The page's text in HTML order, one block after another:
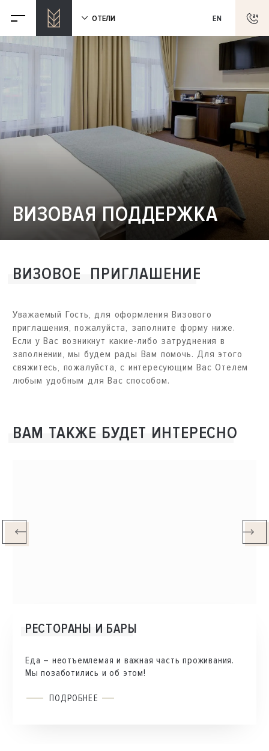
ОТЕЛИ EN
ВИЗОВАЯ ПОДДЕРЖКА
ВИЗОВОЕ ПРИГЛАШЕНИЕ
Уважаемый Гость, для оформления Визового
приглашения, пожалуйста, заполните форму ниже.
Если у Вас возникнут какие-либо затруднения в
заполнении, мы будем рады Вам помочь. Для этого
свяжитесь, пожалуйста, с интересующим Вас Отелем
любым удобным для Вас способом.
ВАМ ТАКЖЕ БУДЕТ ИНТЕРЕСНО
РЕСТОРАНЫ И БАРЫ
Еда – неотъемлемая и важная часть проживания.
Мы позаботились и об этом!
ПОДРОБНЕЕ